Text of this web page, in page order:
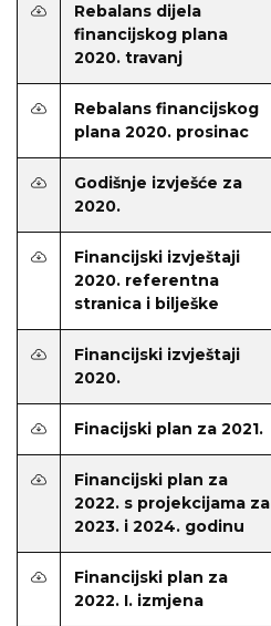
Rebalans dijela
financijskog plana
2020. travanj
Rebalans financijskog
plana 2020. prosinac
Godišnje izvješće za
2020.
Financijski izvještaji
2020. referentna
stranica i bilješke
Financijski izvještaji
2020.
Finacijski plan za 2021.
Financijski plan za
2022. s projekcijama za
2023. i 2024. godinu
Financijski plan za
2022. I. izmjena